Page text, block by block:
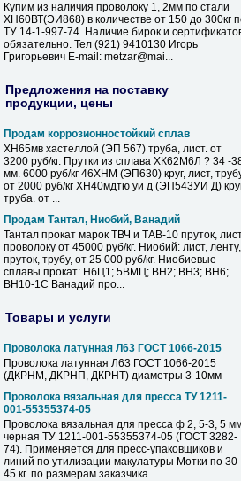
Купим из наличия проволоку 1, 2мм по стали
ХН60ВТ(ЭИ868) в количестве от 150 до 300кг
ТУ 14-1-997-74. Наличие бирок и
обязательно. Тел (921) 9410130 Игорь
Григорьевич E-mail: metzar@mai...
Предложения на поставку
продукции, цены
Продам коррозионностойкий сплав
ХН65мв хастеллой (ЭП 567) труба, лист. от
3200 руб/кг. Прутки из сплава ХК62М6Л ? 34 -
мм. 6000 руб/кг 46ХНМ (ЭП630) круг, лист,
от 2000 руб/кг ХН40мдтю уи д (ЭП543УИ Д)
труба. от ...
Продам Тантал, Ниобий, Ванадий
Тантал прокат марок ТВЧ и ТАВ-10 пруток,
проволоку от 45000 руб/кг. Ниобий: лист, ленту,
пруток, трубу, от 25 000 руб/кг. Ниобиевые
сплавы прокат: НбЦ1; 5ВМЦ; ВН2; ВН3; ВН6;
ВН10-1С Ванадий про...
Товары и услуги
Проволока латунная Л63 ГОСТ 1066-2015
Проволока латунная Л63 ГОСТ 1066-2015
(ДКРНМ, ДКРНП, ДКРНТ) диаметры 3-10мм
Проволока вязальная для пресса ТУ 1211-
001-55355374-05
Проволока вязальная для пресса ф 2, 5-3, 5
черная ТУ 1211-001-55355374-05 (ГОСТ 3282-
74). Применяется для пресс-упаковщиков и
линий по утилизации макулатуры Мотки по 30-
45 кг. по размерам заказчика ...